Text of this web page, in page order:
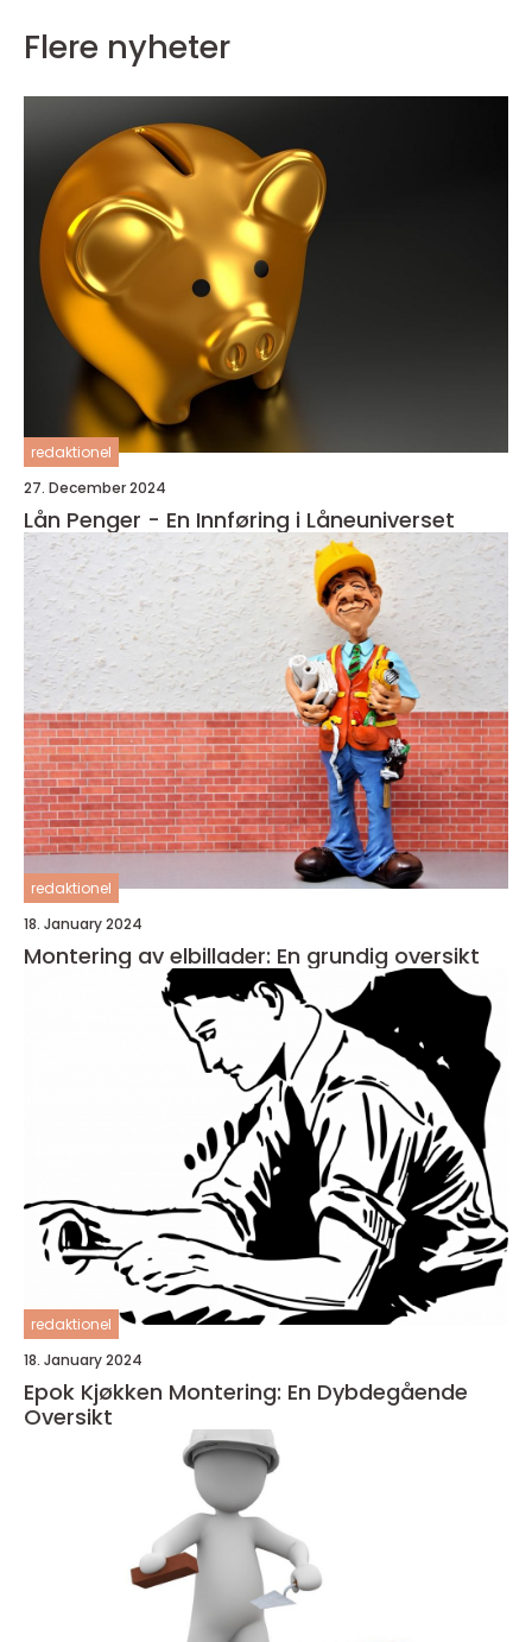
Flere nyheter
redaktionel
27. December 2024
Lån Penger - En Innføring i Låneuniverset
redaktionel
18. January 2024
Montering av elbillader: En grundig oversikt
redaktionel
18. January 2024
Epok Kjøkken Montering: En Dybdegående
Oversikt